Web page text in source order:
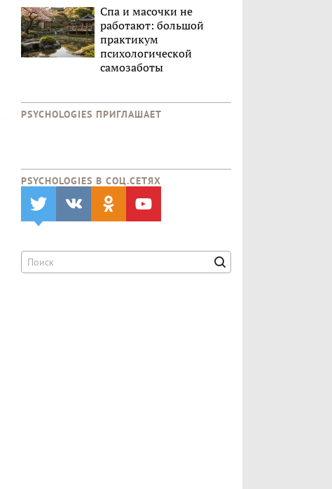
Спа и масочки не
работают: большой
практикум
психологической
самозаботы
PSYCHOLOGIES ПРИГЛАШАЕТ
PSYCHOLOGIES В CОЦ.СЕТЯХ